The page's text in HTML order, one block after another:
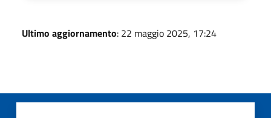
Ultimo aggiornamento: 22 maggio 2025, 17:24